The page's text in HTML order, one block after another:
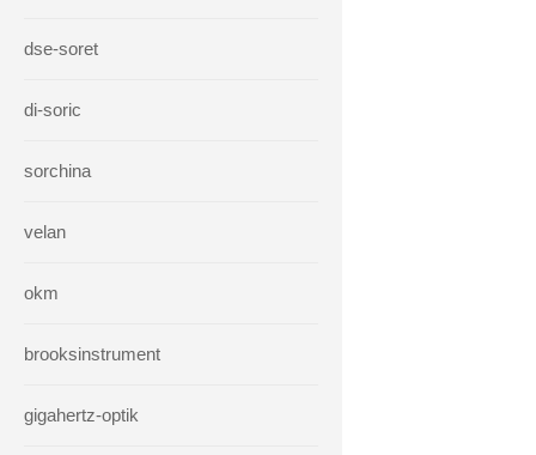
dse-soret
di-soric
sorchina
velan
okm
brooksinstrument
gigahertz-optik